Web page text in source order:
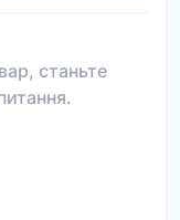
станьте